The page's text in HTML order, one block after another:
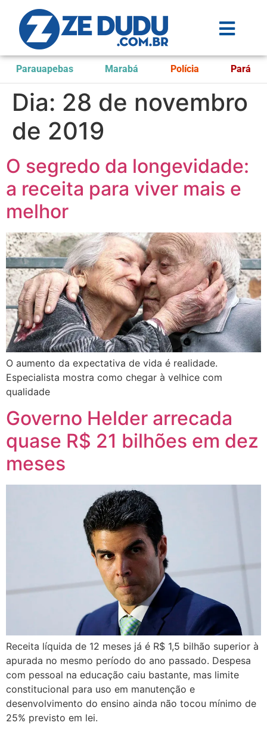
Parauapebas Marabá Polícia Pará
Dia: 28 de novembro
de 2019
O segredo da longevidade:
a receita para viver mais e
melhor
O aumento da expectativa de vida é realidade.
Especialista mostra como chegar à velhice com
qualidade
Governo Helder arrecada
quase R$ 21 bilhões em dez
meses
Receita líquida de 12 meses já é R$ 1,5 bilhão superior à
apurada no mesmo período do ano passado. Despesa
com pessoal na educação caiu bastante, mas limite
constitucional para uso em manutenção e
desenvolvimento do ensino ainda não tocou mínimo de
25% previsto em lei.